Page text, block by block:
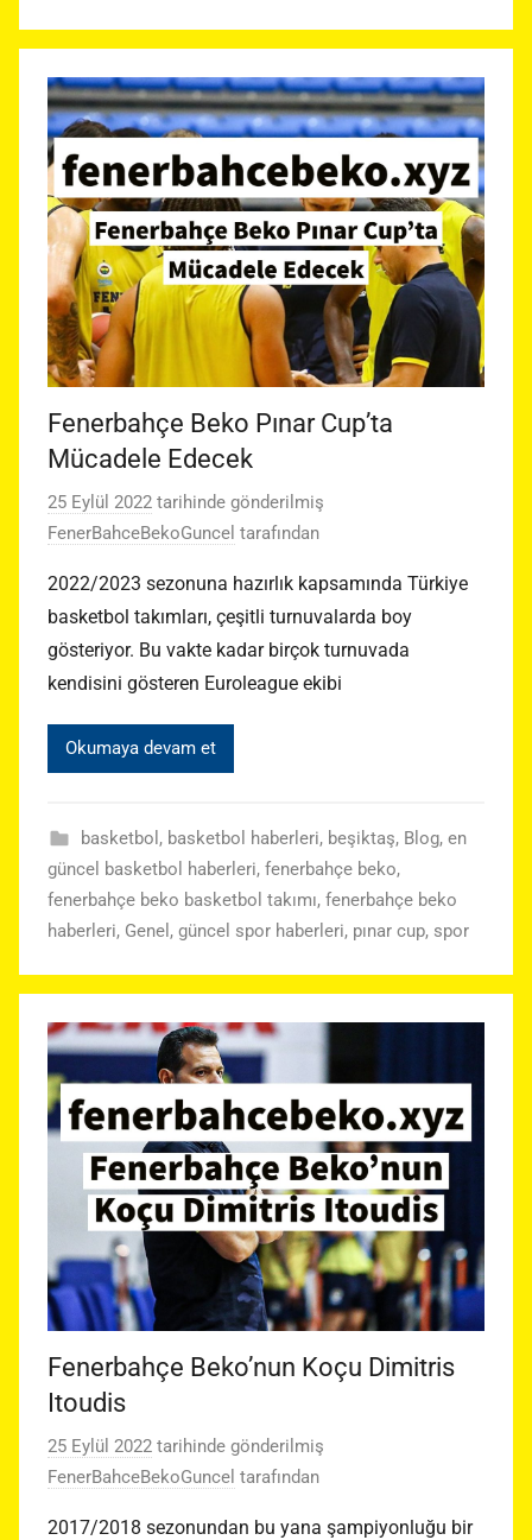
Fenerbahçe Beko Pınar Cup’ta
Mücadele Edecek
25 Eylül 2022 tarihinde gönderilmiş
FenerBahceBekoGuncel tarafından
2022/2023 sezonuna hazırlık kapsamında Türkiye
basketbol takımları, çeşitli turnuvalarda boy
gösteriyor. Bu vakte kadar birçok turnuvada
kendisini gösteren Euroleague ekibi
Okumaya devam et
basketbol , basketbol haberleri, beşiktaş, Blog, en
güncel basketbol haberleri, fenerbahçe beko,
fenerbahçe beko basketbol takımı, fenerbahçe beko
haberleri, Genel , güncel spor haberleri, pınar cup, spor
Fenerbahçe Beko’nun Koçu Dimitris
Itoudis
25 Eylül 2022 tarihinde gönderilmiş
FenerBahceBekoGuncel tarafından
2017/2018 sezonundan bu yana şampiyonluğu bir